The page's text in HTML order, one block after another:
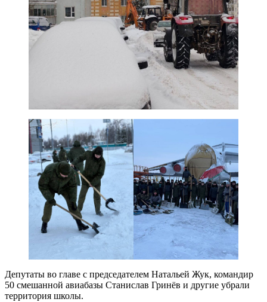
Депутаты во главе с председателем Натальей Жук, командир
50 смешанной авиабазы Станислав Гринёв и другие убрали
территория школы.